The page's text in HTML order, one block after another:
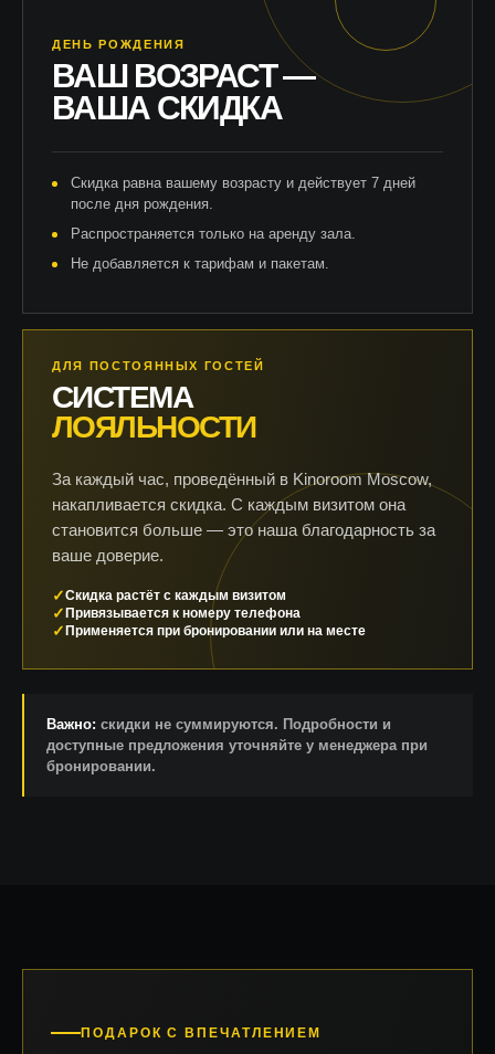
ДЕНЬ РОЖДЕНИЯ
ВАШ ВОЗРАСТ —
ВАША СКИДКА
Скидка равна вашему возрасту и действует 7 дней
после дня рождения.
Распространяется только на аренду зала.
Не добавляется к тарифам и пакетам.
ДЛЯ ПОСТОЯННЫХ ГОСТЕЙ
СИСТЕМА
ЛОЯЛЬНОСТИ
За каждый час, проведённый в Kinoroom Moscow,
накапливается скидка. С каждым визитом она
становится больше — это наша благодарность за
ваше доверие.
Скидка растёт с каждым визитом
Привязывается к номеру телефона
Применяется при бронировании или на месте
Важно: скидки не суммируются. Подробности и
доступные предложения уточняйте у менеджера при
бронировании.
ПОДАРОК С ВПЕЧАТЛЕНИЕМ